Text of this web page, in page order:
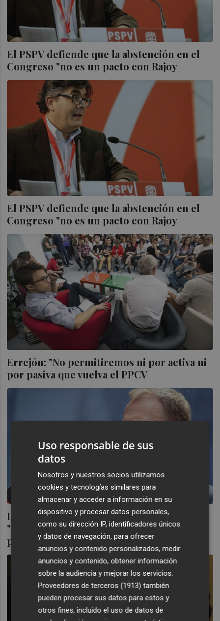
El PSPV defiende que la abstención en el
Congreso "no es un pacto con Rajoy
El PSPV defiende que la abstención en el
Congreso "no es un pacto con Rajoy
Errejón: "No permitiremos ni por activa ni
por pasiva que vuelva el PPCV
La UE felicita a Rajoy y confía en que dé
"estabilidad política y cohesión social" al
país
Uso responsable de sus
datos
Nosotros y nuestros socios utilizamos
cookies y tecnologías similares para
almacenar y acceder a información en su
dispositivo y procesar datos personales,
como su dirección IP, identificadores únicos
y datos de navegación, para ofrecer
anuncios y contenido personalizados, medir
anuncios y contenido, obtener información
sobre la audiencia y mejorar los servicios.
Proveedores de terceros (1913) también
pueden procesar sus datos para estos y
otros fines, incluido el uso de datos de